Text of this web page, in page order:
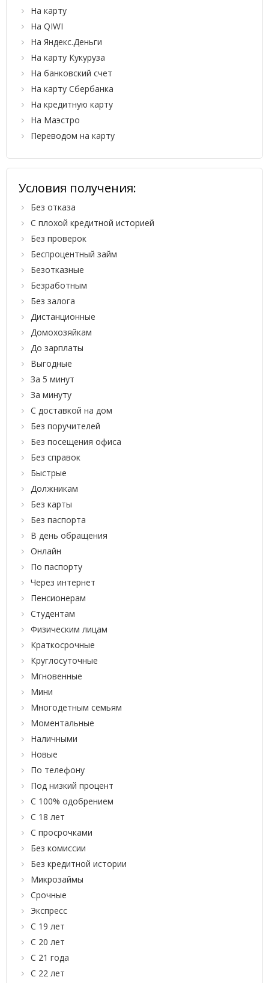
На карту
На QIWI
На Яндекс.Деньги
На карту Кукуруза
На банковский счет
На карту Сбербанка
На кредитную карту
На Маэстро
Переводом на карту
Условия получения:
Без отказа
С плохой кредитной историей
Без проверок
Беспроцентный займ
Безотказные
Безработным
Без залога
Дистанционные
Домохозяйкам
До зарплаты
Выгодные
За 5 минут
За минуту
С доставкой на дом
Без поручителей
Без посещения офиса
Без справок
Быстрые
Должникам
Без карты
Без паспорта
В день обращения
Онлайн
По паспорту
Через интернет
Пенсионерам
Студентам
Физическим лицам
Краткосрочные
Круглосуточные
Мгновенные
Мини
Многодетным семьям
Моментальные
Наличными
Новые
По телефону
Под низкий процент
С 100% одобрением
С 18 лет
С просрочками
Без комиссии
Без кредитной истории
Микрозаймы
Срочные
Экспресс
С 19 лет
С 20 лет
С 21 года
С 22 лет